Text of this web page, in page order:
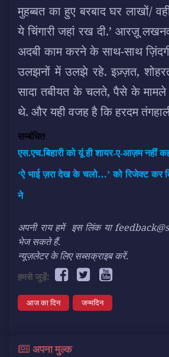
मुहब्बत का हुए बरबाद घर लाखों/
ये चिंगारी जहां रख दी.’ आरज़ू
अदबी काम करने के साथ-साथ
उलझनों में उलझे रहे. इज़्ज़त,
सादा तबीयत के चलते, पैसे के मामले
थे. और यही वजह है कि हरदम
सम्बंधित
एस.एच.बिहारी को यूं ही शायर-ए-आज़म नहीं
‘ऐ भाई ज़रा देख के चलो…’ को रिजेक्ट कर
ने
अपनी राय हमें इस लिंक या
भेज सकते हैं.
न्यूज़लेटर के लिए सब्सक्राइब करें.
हमसे जुड़ें:
आज का दिन जन्मदिन
अपना मुल्क